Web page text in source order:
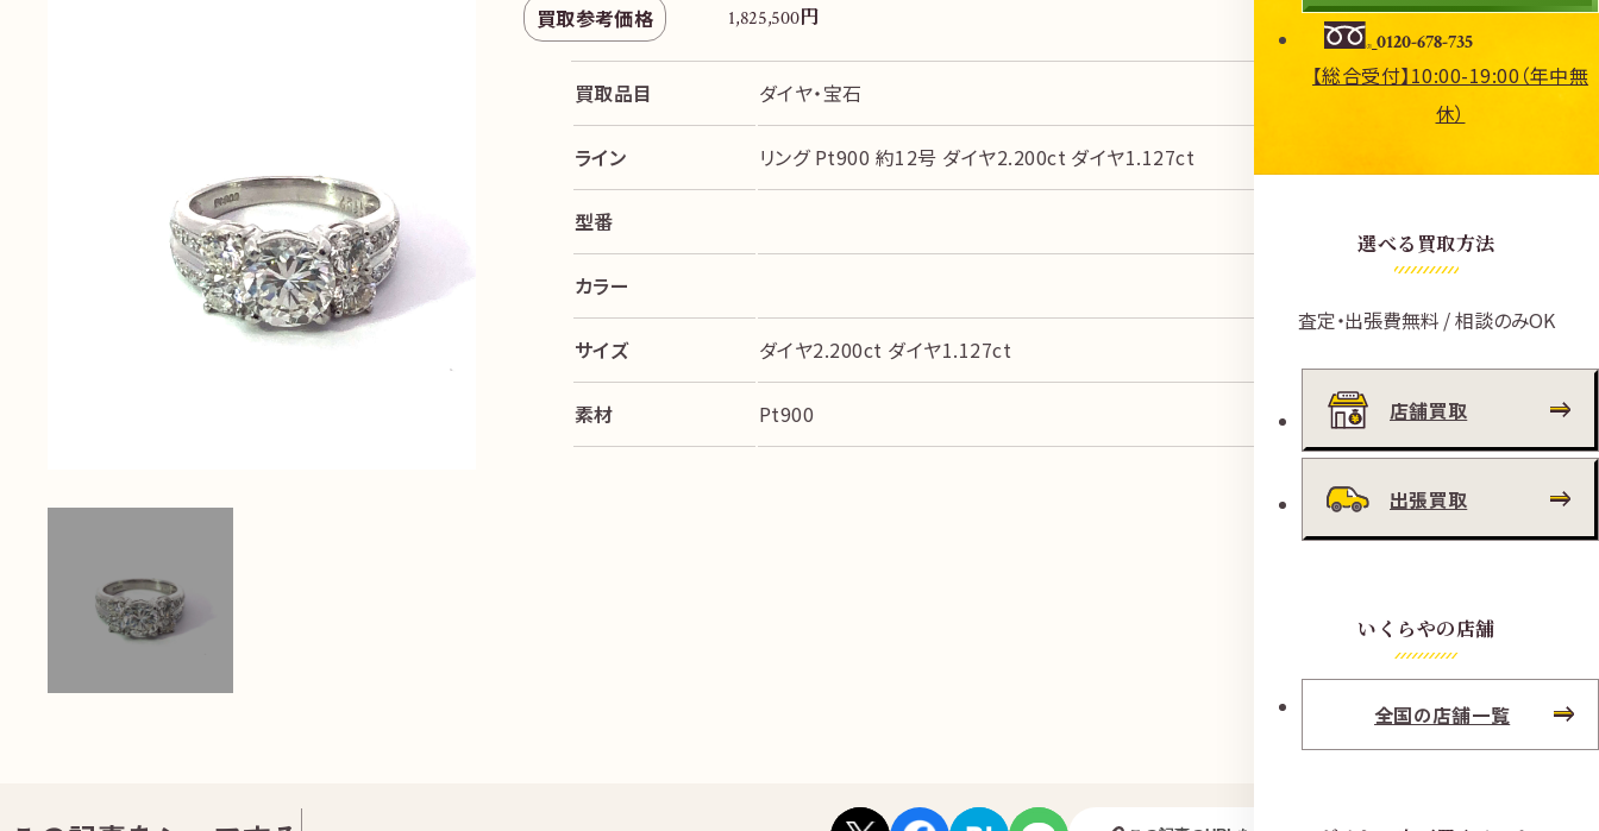
買取参考価格 1,825,500円
買取品目 ダイヤ・宝石
ライン リング Pt900 約12号 ダイヤ2.200ct ダイヤ1.127ct
型番
カラー
サイズ ダイヤ2.200ct ダイヤ1.127ct
素材 Pt900
0120-678-735
【総合受付】10:00-19:00（年中無
休）
選べる買取方法
査定・出張費無料 / 相談のみOK
店舗買取
出張買取
いくらやの店舗
全国の店舗一覧